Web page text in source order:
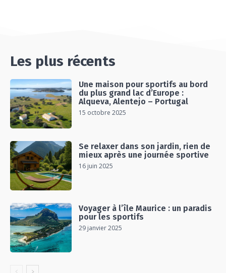
Les plus récents
Une maison pour sportifs au bord
du plus grand lac d’Europe :
Alqueva, Alentejo – Portugal
15 octobre 2025
Se relaxer dans son jardin, rien de
mieux après une journée sportive
16 juin 2025
Voyager à l’île Maurice : un paradis
pour les sportifs
29 janvier 2025